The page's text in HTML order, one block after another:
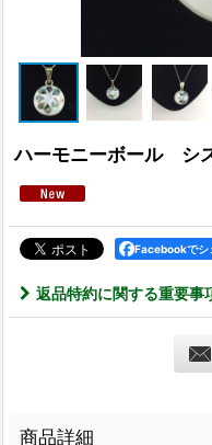
ハーモニーボール シ
Facebookでシ
返品特約に関する重要事
商品詳細